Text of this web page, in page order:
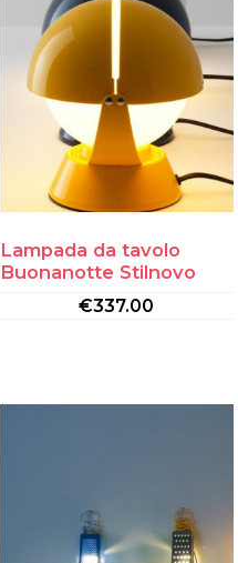
Lampada da tavolo
Buonanotte Stilnovo
€337.00